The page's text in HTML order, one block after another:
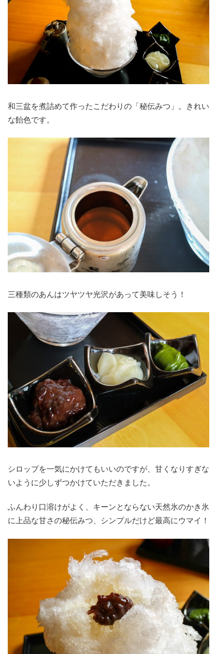
和三盆を煮詰めて作ったこだわりの「秘伝みつ」。きれい
な飴色です。
三種類のあんはツヤツヤ光沢があって美味しそう！
シロップを一気にかけてもいいのですが、甘くなりすぎな
いように少しずつかけていただきました。
ふんわり口溶けがよく、キーンとならない天然氷のかき氷
に上品な甘さの秘伝みつ、シンプルだけど最高にウマイ！